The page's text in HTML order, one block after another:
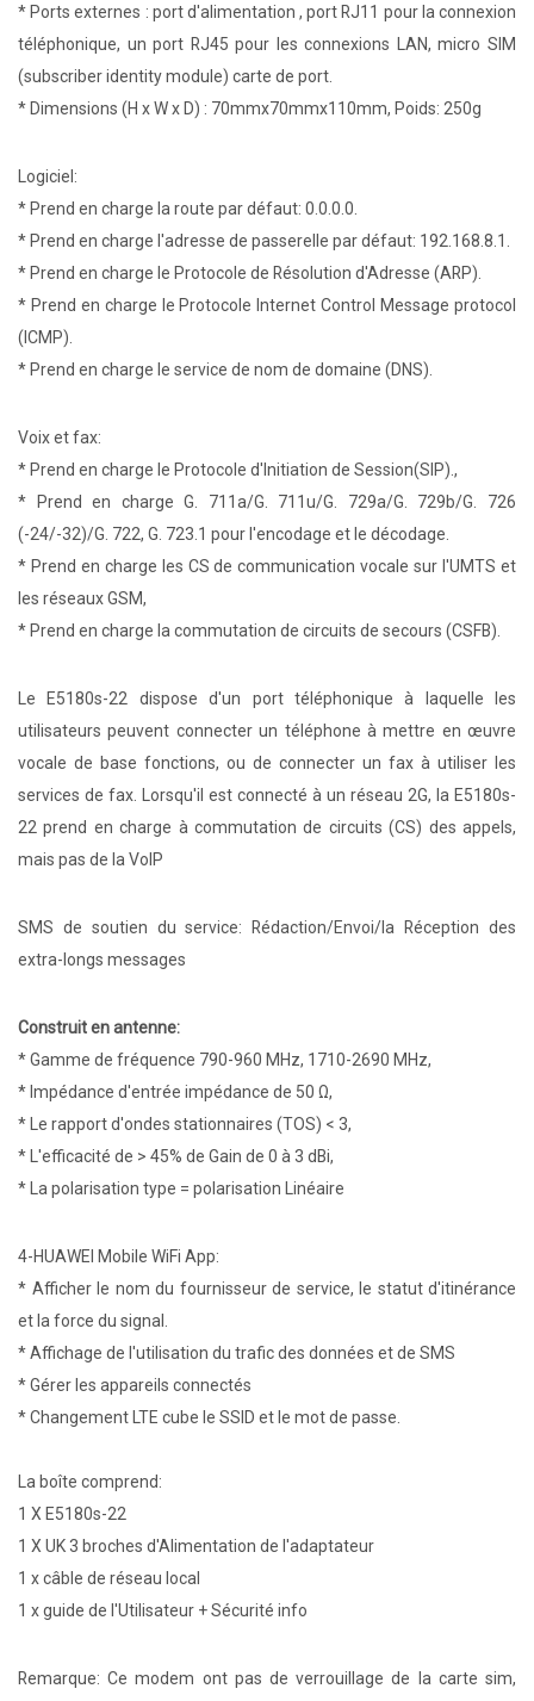
* Ports externes : port d'alimentation , port RJ11 pour la connexion
téléphonique, un port RJ45 pour les connexions LAN, micro SIM
(subscriber identity module) carte de port.
* Dimensions (H x W x D) : 70mmx70mmx110mm, Poids: 250g
Logiciel:
* Prend en charge la route par défaut: 0.0.0.0.
* Prend en charge l'adresse de passerelle par défaut: 192.168.8.1.
* Prend en charge le Protocole de Résolution d'Adresse (ARP).
* Prend en charge le Protocole Internet Control Message protocol
(ICMP).
* Prend en charge le service de nom de domaine (DNS).
Voix et fax:
* Prend en charge le Protocole d'Initiation de Session(SIP).,
* Prend en charge G. 711a/G. 711u/G. 729a/G. 729b/G. 726
(-24/-32)/G. 722, G. 723.1 pour l'encodage et le décodage.
* Prend en charge les CS de communication vocale sur l'UMTS et
les réseaux GSM,
* Prend en charge la commutation de circuits de secours (CSFB).
Le E5180s-22 dispose d'un port téléphonique à laquelle les
utilisateurs peuvent connecter un téléphone à mettre en œuvre
vocale de base fonctions, ou de connecter un fax à utiliser les
services de fax. Lorsqu'il est connecté à un réseau 2G, la E5180s-
22 prend en charge à commutation de circuits (CS) des appels,
mais pas de la VoIP
SMS de soutien du service: Rédaction/Envoi/la Réception des
extra-longs messages
Construit en antenne:
* Gamme de fréquence 790-960 MHz, 1710-2690 MHz,
* Impédance d'entrée impédance de 50 Ω,
* Le rapport d'ondes stationnaires (TOS) < 3,
* L'efficacité de > 45% de Gain de 0 à 3 dBi,
* La polarisation type = polarisation Linéaire
4-HUAWEI Mobile WiFi App:
* Afficher le nom du fournisseur de service, le statut d'itinérance
et la force du signal.
* Affichage de l'utilisation du trafic des données et de SMS
* Gérer les appareils connectés
* Changement LTE cube le SSID et le mot de passe.
La boîte comprend:
1 X E5180s-22
1 X UK 3 broches d'Alimentation de l'adaptateur
1 x câble de réseau local
1 x guide de l'Utilisateur + Sécurité info
Remarque: Ce modem ont pas de verrouillage de la carte sim,